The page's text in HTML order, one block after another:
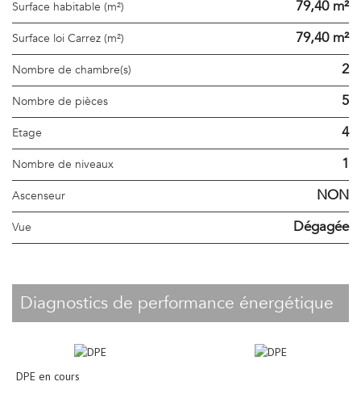
Surface habitable (m²) 79,40 m²
Surface loi Carrez (m²) 79,40 m²
Nombre de chambre(s) 2
Nombre de pièces 5
Etage 4
Nombre de niveaux 1
Ascenseur NON
Vue Dégagée
diagnostics de performance énergétique
DPE en cours